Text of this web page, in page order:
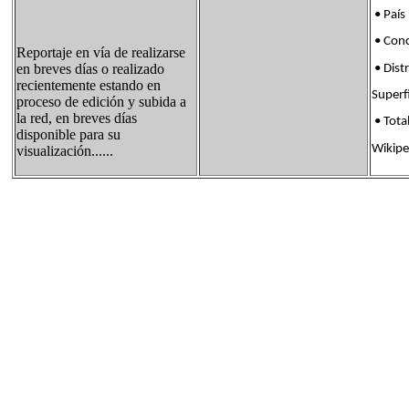
Reportaje en vía de realizarse
en breves días o realizado
recientemente estando en
proceso de edición y subida a
la red, en breves días
disponible para su
visualización......
•
•
•
•